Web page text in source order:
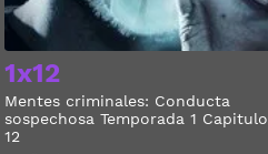
1x12
Mentes criminales: Conducta
sospechosa Temporada 1 Capitulo
12